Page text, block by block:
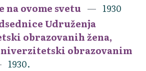
na ovome svetu
1930
Udruženja
obrazovanih žena,
obrazovanim
1930.